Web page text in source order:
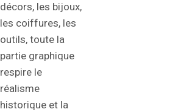
décors, les bijoux,
les coiffures, les
outils, toute la
partie graphique
respire le
réalisme
historique et la